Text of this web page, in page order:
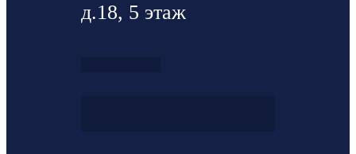
д.18, 5 этаж